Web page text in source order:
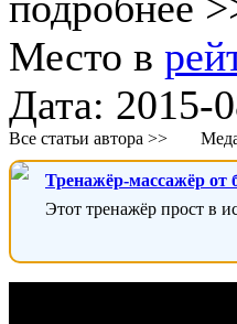
Место в
Дата: 2015-
Все статьи автора >>
Тренажёр-массажёр от
Этот тренажёр прост в